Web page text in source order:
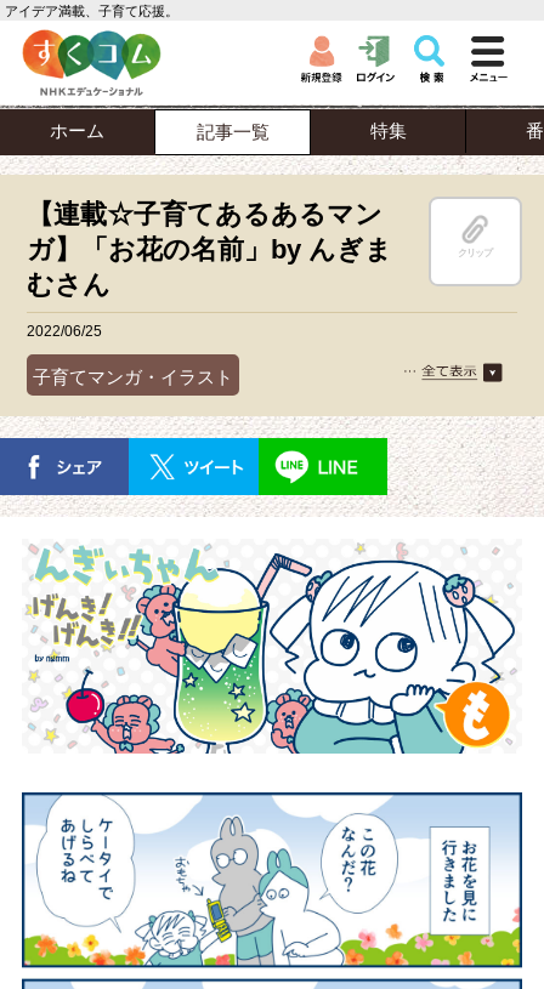
アイデア満載、子育て応援。
ホーム 記事一覧 特集
【連載☆子育てあるあるマン
ガ】「お花の名前」by んぎま
むさん
クリップ
2022/06/25
子育てマンガ・イラスト